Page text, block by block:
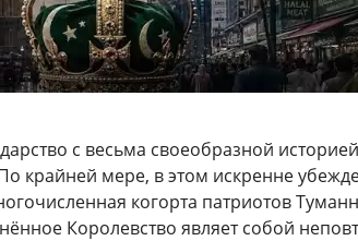
с весьма своеобразной
крайней мере, в этом искренне
когорта патриотов
Королевство являет собой